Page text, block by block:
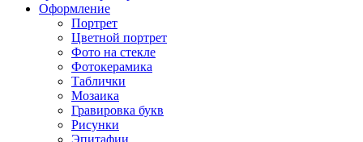
Оформление
Портрет
Цветной портрет
Фото на стекле
Фотокерамика
Таблички
Мозаика
Гравировка букв
Рисунки
Эпитафии